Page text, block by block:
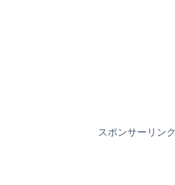
スポンサーリンク